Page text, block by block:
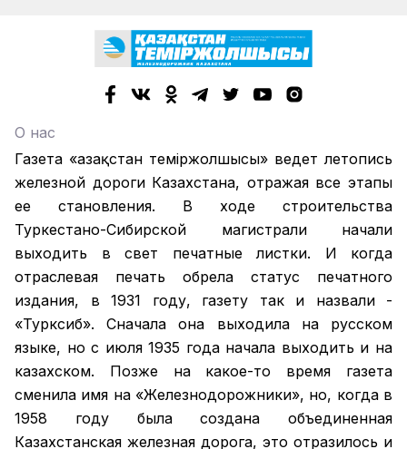
О нас
Газета «Қазақстан теміржолшысы» ведет летопись
железной дороги Казахстана, отражая все этапы
ее становления. В ходе строительства
Туркестано-Сибирской магистрали начали
выходить в свет печатные листки. И когда
отраслевая печать обрела статус печатного
издания, в 1931 году, газету так и назвали -
«Турксиб». Сначала она выходила на русском
языке, но с июля 1935 года начала выходить и на
казахском. Позже на какое-то время газета
сменила имя на «Железнодорожники», но, когда в
1958 году была создана объединенная
Казахстанская железная дорога, это отразилось и